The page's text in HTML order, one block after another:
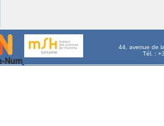
44, avenue de
Tél. :